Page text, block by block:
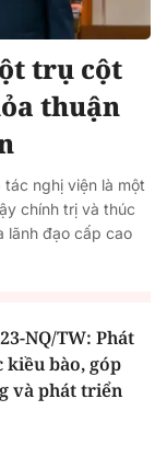
trụ cột
thuận
nghị viện là một
chính trị và thúc
lãnh đạo cấp cao
NQ/TW: Phát
bào, góp
và phát triển